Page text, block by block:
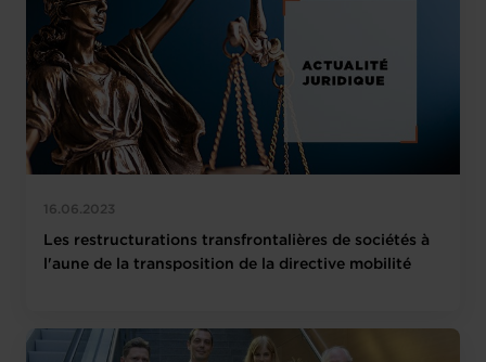
16.06.2023
Les restructurations transfrontalières de sociétés à
l'aune de la transposition de la directive mobilité